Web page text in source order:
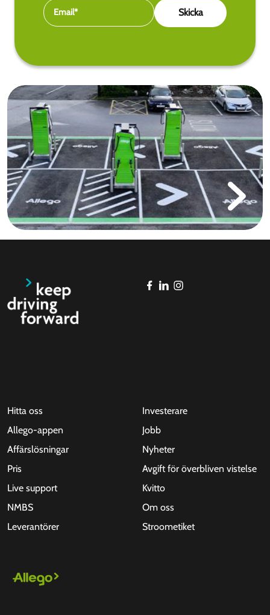
Hitta oss
Allego-appen
Affärslösningar
Pris
Live support
NMBS
Leverantörer
Investerare
Jobb
Nyheter
Avgift för överbliven vistelse
Kvitto
Om oss
Stroometiket